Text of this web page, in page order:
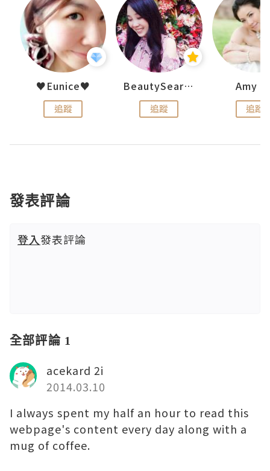
♥Eunice♥
追蹤
BeautySearch
追蹤
Amy
追蹤
發表評論
登入發表評論
全部評論 1
acekard 2i
2014.03.10
I alwayѕ spent mу half an hour to read this
webрage's cοntent every day along with a
mug of coffee.